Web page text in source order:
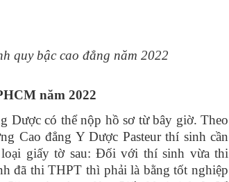
quy bậc cao đẳng năm 2022
năm 2022
Dược có thể nộp hồ sơ từ bây giờ. Theo
Cao đẳng Y Dược Pasteur thí sinh cần
loại giấy tờ sau: Đối với thí sinh vừa thi
đã thi THPT thì phải là bằng tốt nghiệp